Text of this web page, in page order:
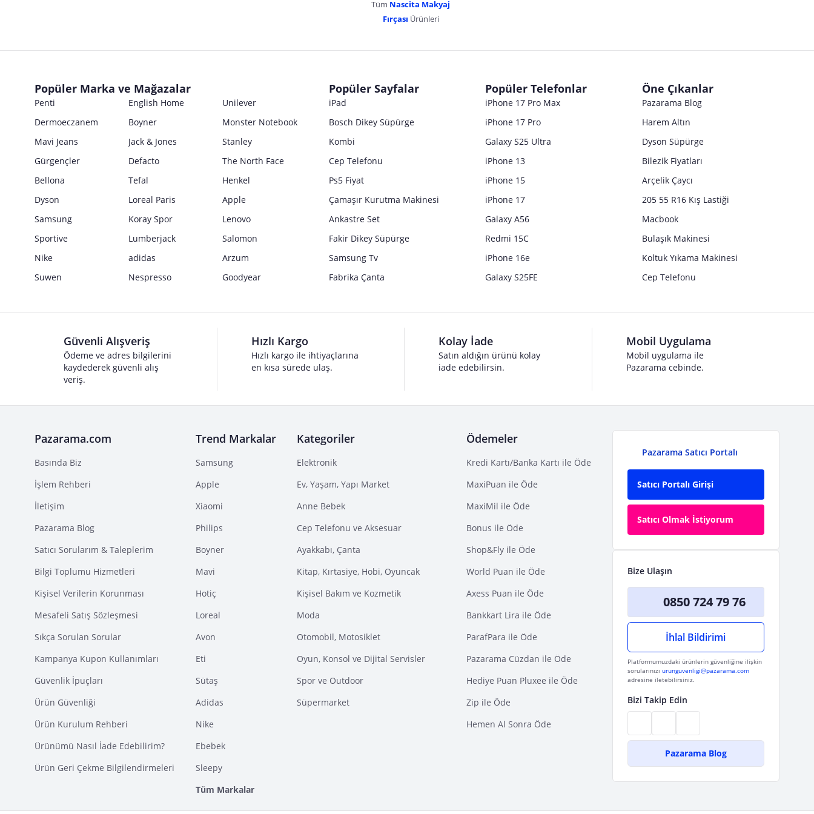
Tüm Nascita Makyaj
Fırçası Ürünleri
Popüler Marka ve Mağazalar
Penti English Home
Unilever
Dermoeczanem
Boyner
Monster Notebook
Mavi Jeans
Jack & Jones
Stanley
Gürgençler
Defacto
The North Face
Bellona
Tefal
Henkel
Dyson
Loreal Paris
Apple
Samsung
Koray Spor
Lenovo
Sportive
Lumberjack
Salomon
Nike
adidas
Arzum
Suwen
Nespresso Goodyear
Popüler Sayfalar
iPad
Bosch Dikey Süpürge
Kombi
Cep Telefonu
Ps5 Fiyat
Çamaşır Kurutma Makinesi
Ankastre Set
Fakir Dikey Süpürge
Samsung Tv
Fabrika Çanta
Popüler Telefonlar
iPhone 17 Pro Max
iPhone 17 Pro
Galaxy S25 Ultra
iPhone 13
iPhone 15
iPhone 17
Galaxy A56
Redmi 15C
iPhone 16e
Galaxy S25FE
Öne Çıkanlar
Pazarama Blog
Harem Altın
Dyson Süpürge
Bilezik Fiyatları
Arçelik Çaycı
205 55 R16 Kış Lastiği
Macbook
Bulaşık Makinesi
Koltuk Yıkama Makinesi
Cep Telefonu
Güvenli Alışveriş
Ödeme ve adres bilgilerini
kaydederek güvenli alış
veriş.
Hızlı Kargo
Hızlı kargo ile ihtiyaçlarına
en kısa sürede ulaş.
Kolay İade
Satın aldığın ürünü kolay
iade edebilirsin.
Mobil Uygulama
Mobil uygulama ile
Pazarama cebinde.
Pazarama.com
Basında Biz
İşlem Rehberi
İletişim
Pazarama Blog
Satıcı Sorularım & Taleplerim
Bilgi Toplumu Hizmetleri
Kişisel Verilerin Korunması
Mesafeli Satış Sözleşmesi
Sıkça Sorulan Sorular
Kampanya Kupon Kullanımları
Güvenlik İpuçları
Ürün Güvenliği
Ürün Kurulum Rehberi
Ürünümü Nasıl İade Edebilirim?
Ürün Geri Çekme Bilgilendirmeleri
Trend Markalar
Samsung
Apple
Xiaomi
Philips
Boyner
Mavi
Hotiç
Loreal
Avon
Eti
Sütaş
Adidas
Nike
Ebebek
Sleepy
Tüm Markalar
Kategoriler
Elektronik
Ev, Yaşam, Yapı Market
Anne Bebek
Cep Telefonu ve Aksesuar
Ayakkabı, Çanta
Kitap, Kırtasiye, Hobi, Oyuncak
Kişisel Bakım ve Kozmetik
Moda
Otomobil, Motosiklet
Oyun, Konsol ve Dijital Servisler
Spor ve Outdoor
Süpermarket
Ödemeler
Kredi Kartı/Banka Kartı ile Öde
MaxiPuan ile Öde
MaxiMil ile Öde
Bonus ile Öde
Shop&Fly ile Öde
World Puan ile Öde
Axess Puan ile Öde
Bankkart Lira ile Öde
ParafPara ile Öde
Pazarama Cüzdan ile Öde
Hediye Puan Pluxee ile Öde
Zip ile Öde
Hemen Al Sonra Öde
Pazarama Satıcı Portalı
Satıcı Portalı Girişi
Satıcı Olmak İstiyorum
Bize Ulaşın
0850 724 79 76
İhlal Bildirimi
Platformumuzdaki ürünlerin güvenliğine ilişkin
sorularınızı urunguvenligi@pazarama.com
adresine iletebilirsiniz.
Bizi Takip Edin
Pazarama Blog